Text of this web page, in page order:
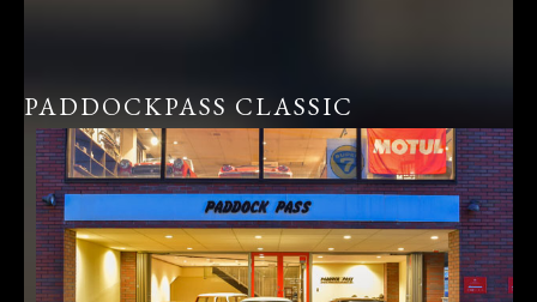
PADDOCKPASS CLASSIC